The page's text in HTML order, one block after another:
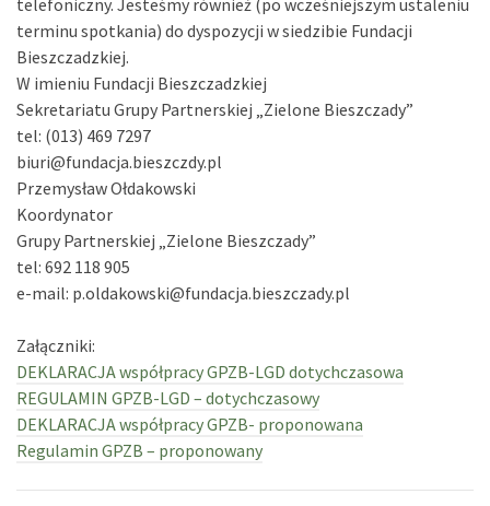
telefoniczny. Jesteśmy również (po wcześniejszym ustaleniu
terminu spotkania) do dyspozycji w siedzibie Fundacji
Bieszczadzkiej.
W imieniu Fundacji Bieszczadzkiej
Sekretariatu Grupy Partnerskiej „Zielone Bieszczady”
tel: (013) 469 7297
biuri@fundacja.bieszczdy.pl
Przemysław Ołdakowski
Koordynator
Grupy Partnerskiej „Zielone Bieszczady”
tel: 692 118 905
e-mail: p.oldakowski@fundacja.bieszczady.pl
Załączniki:
DEKLARACJA współpracy GPZB-LGD dotychczasowa
REGULAMIN GPZB-LGD – dotychczasowy
DEKLARACJA współpracy GPZB- proponowana
Regulamin GPZB – proponowany